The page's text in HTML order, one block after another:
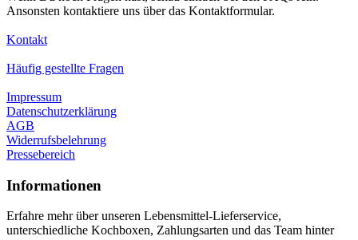
Ansonsten kontaktiere uns über das Kontaktformular.
Kontakt
Häufig gestellte Fragen
Impressum
Datenschutzerklärung
AGB
Widerrufsbelehrung
Pressebereich
Informationen
Erfahre mehr über unseren Lebensmittel-Lieferservice,
unterschiedliche Kochboxen, Zahlungsarten und das Team hinter